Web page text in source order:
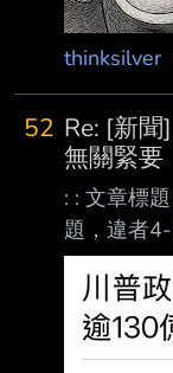
thinksilver
52 Re: [新
無關緊要
: : 文章標
題，違者
爾木茲海
題，違者
https://